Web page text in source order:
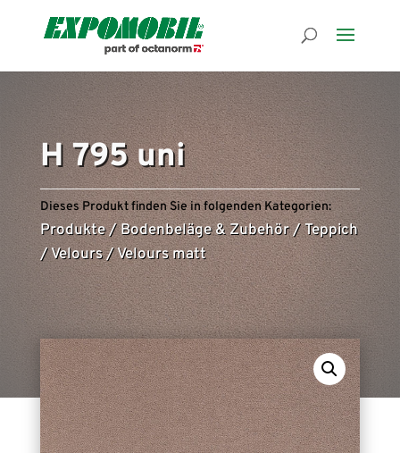
H 795 uni
Dieses Produkt finden Sie in folgenden Kategorien:
Produkte/Bodenbeläge & Zubehör/Teppich
/Velours/Velours matt